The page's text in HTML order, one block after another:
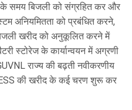
के समय बिजली को संग्रहित कर और
अनियमितता को प्रबंधित करने,
खरीद को अनुकूलित करने में
स्टोरेज के कार्यान्वयन में अग्रणी
राज्य की बढ़ती नवीकरणीय
की खरीद के कई चरण शुरू कर